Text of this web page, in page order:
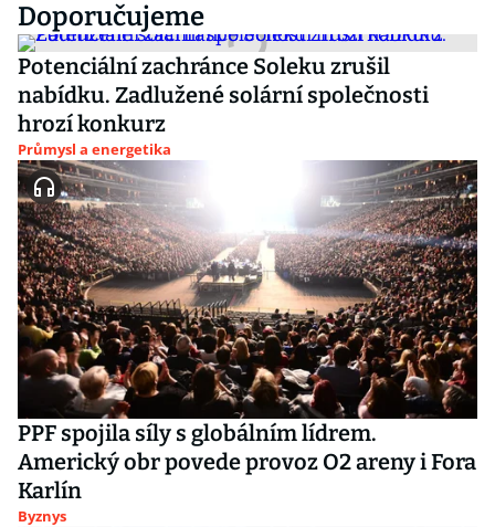
Doporučujeme
Potenciální zachránce Soleku zrušil
nabídku. Zadlužené solární společnosti
hrozí konkurz
Průmysl a energetika
PPF spojila síly s globálním lídrem.
Americký obr povede provoz O2 areny i Fora
Karlín
Byznys